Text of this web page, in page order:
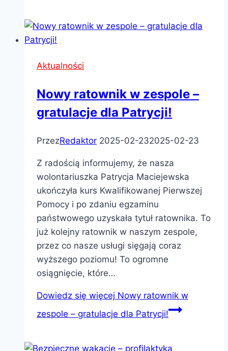
Aktualności
Nowy ratownik w zespole –
gratulacje dla Patrycji!
PrzezRedaktor 2025-02-232025-02-23
Z radością informujemy, że nasza
wolontariuszka Patrycja Maciejewska
ukończyła kurs Kwalifikowanej Pierwszej
Pomocy i po zdaniu egzaminu
państwowego uzyskała tytuł ratownika. To
już kolejny ratownik w naszym zespole,
przez co nasze usługi sięgają coraz
wyższego poziomu! To ogromne
osiągnięcie, które…
Dowiedz się więcej Nowy ratownik w
zespole – gratulacje dla Patrycji!